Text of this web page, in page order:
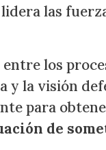
las
los
y la visión
para
de